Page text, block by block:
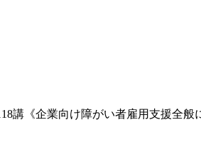
講《企業向け障がい者雇用支援全